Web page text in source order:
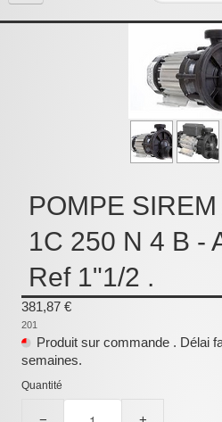
Accueil
Pour le bain
Prestations Atelier
Les bonnes affaires
Composants électroniques
F.A.Q (Foire aux questions)
Contact
POMPE
1C 250 N 4 B -
Ref 1"1/2 .
381,87 €
201
Produit sur commande . Délai
semaines.
Quantité